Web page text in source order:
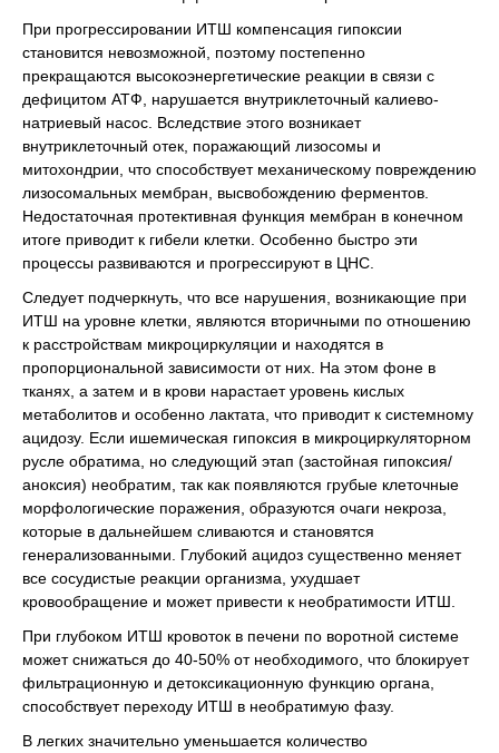
При прогрессировании ИТШ компенсация гипоксии
становится невозможной, поэтому постепенно
прекращаются высокоэнергетические реакции в связи с
дефицитом АТФ, нарушается внутриклеточный калиево-
натриевый насос. Вследствие этого возникает
внутриклеточный отек, поражающий лизосомы и
митохондрии, что способствует механическому повреждению
лизосомальных мембран, высвобождению ферментов.
Недостаточная протективная функция мембран в конечном
итоге приводит к гибели клетки. Особенно быстро эти
процессы развиваются и прогрессируют в ЦНС.
Следует подчеркнуть, что все нарушения, возникающие при
ИТШ на уровне клетки, являются вторичными по отношению
к расстройствам микроциркуляции и находятся в
пропорциональной зависимости от них. На этом фоне в
тканях, а затем и в крови нарастает уровень кислых
метаболитов и особенно лактата, что приводит к системному
ацидозу. Если ишемическая гипоксия в микроциркуляторном
русле обратима, но следующий этап (застойная гипоксия/
аноксия) необратим, так как появляются грубые клеточные
морфологические поражения, образуются очаги некроза,
которые в дальнейшем сливаются и становятся
генерализованными. Глубокий ацидоз существенно меняет
все сосудистые реакции организма, ухудшает
кровообращение и может привести к необратимости ИТШ.
При глубоком ИТШ кровоток в печени по воротной системе
может снижаться до 40-50% от необходимого, что блокирует
фильтрационную и детоксикационную функцию органа,
способствует переходу ИТШ в необратимую фазу.
В легких значительно уменьшается количество